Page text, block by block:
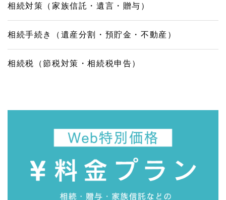
相続対策（家族信託・遺言・贈与）
相続手続き（遺産分割・預貯金・不動産）
相続税（節税対策・相続税申告）